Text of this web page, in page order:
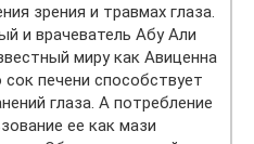
зрения и травмах глаза.
и врачеватель Абу Али
миру как Авиценна
печени способствует
глаза. А потребление
ее как мази